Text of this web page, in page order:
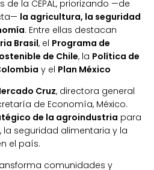
la CEPAL, priorizando —de
la agricultura, la seguridad
. Entre ellas destacan
Brasil, el Programa de
de Chile, la Política de
y el Plan México
Cruz, directora general
de Economía, México.
de la agroindustria para
seguridad alimentaria y la
el país.
comunidades y